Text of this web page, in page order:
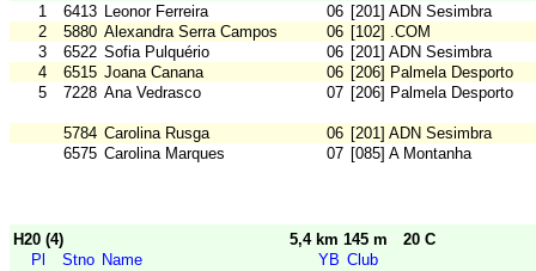
1
6413 Leonor Ferreira 06 [201] ADN Sesimbra
2
5880 Alexandra Serra Campos 06 [102] .COM
3
6522 Sofia Pulquério 06 [201] ADN Sesimbra
4
6515 Joana Canana 06 [206] Palmela Desporto
5
7228 Ana Vedrasco 07 [206] Palmela Desporto
5784 Carolina Rusga 06 [201] ADN Sesimbra
6575 Carolina Marques 07 [085] A Montanha
H20 (4) 5,4 km 145 m
20 C
Pl
Stno Name YB Club